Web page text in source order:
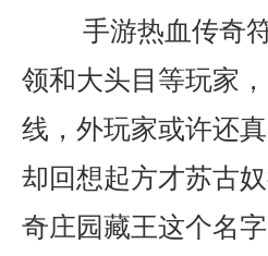
手游热血传奇
领和大头目等玩家
线，外玩家或许还
却回想起方才苏古
奇庄园藏王这个名